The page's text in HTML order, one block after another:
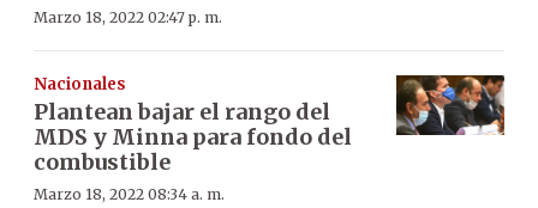
Marzo 18, 2022 02:47 p. m.
Nacionales
Plantean bajar el rango del
MDS y Minna para fondo del
combustible
Marzo 18, 2022 08:34 a. m.